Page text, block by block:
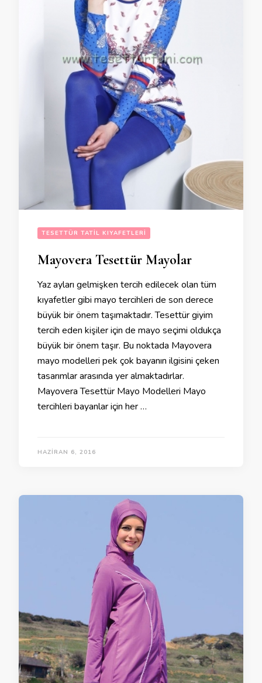
TESETTÜR TATIL KIYAFETLERI
Mayovera Tesettür Mayolar
Yaz ayları gelmişken tercih edilecek olan tüm
kıyafetler gibi mayo tercihleri de son derece
büyük bir önem taşımaktadır. Tesettür giyim
tercih eden kişiler için de mayo seçimi oldukça
büyük bir önem taşır. Bu noktada Mayovera
mayo modelleri pek çok bayanın ilgisini çeken
tasarımlar arasında yer almaktadırlar.
Mayovera Tesettür Mayo Modelleri Mayo
tercihleri bayanlar için her …
HAZIRAN 6, 2016